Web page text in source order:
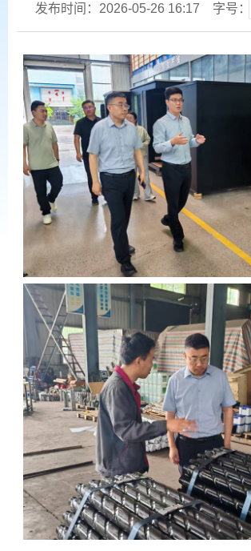
发布时间：2026-05-26 16:17
字号：